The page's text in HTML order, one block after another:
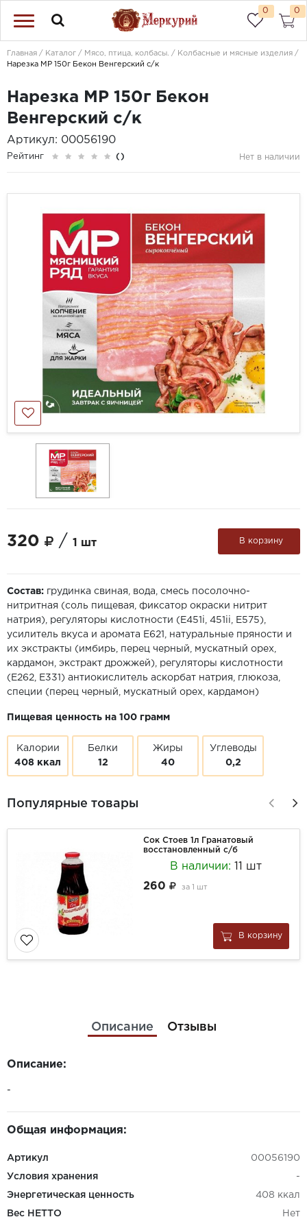
0 0
Главная Каталог Мясо, птица, колбасы.
Колбасные и мясные изделия
Нарезка МР 150г Бекон Венгерский с/к
Нарезка МР 150г Бекон
Венгерский с/к
Артикул: 00056190
Рейтинг () Нет в наличии
320 / 1 шт В корзину
Состав: грудинка свиная, вода, смесь посолочно-
нитритная (соль пищевая, фиксатор окраски нитрит
натрия), регуляторы кислотности (Е451i, 451ii, Е575),
усилитель вкуса и аромата E621, натуральные пряности и
их экстракты (имбирь, перец черный, мускатный орех,
кардамон, экстракт дрожжей), регуляторы кислотности
(E262, E331) антиокислитель аскорбат натрия, глюкоза,
специи (перец черный, мускатный орех, кардамон)
Пищевая ценность на 100 грамм
Калории
408 ккал
Белки
12
Жиры
40
Углеводы
0,2
Популярные товары
Сок Стоев 1л Гранатовый
восстановленный с/б
В наличии:
11 шт
260
за 1 шт
В корзину
Описание Отзывы
Описание:
-
Общая информация:
Артикул 00056190
Условия хранения -
Энергетическая ценность 408 ккал
Вес НЕТТО Нет